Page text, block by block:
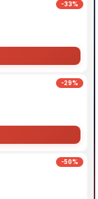
-33%
-29%
-50%